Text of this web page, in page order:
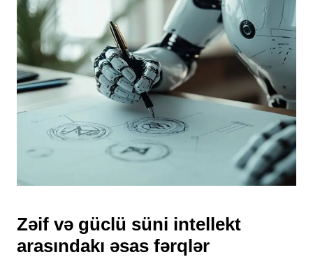
Zəif və güclü süni intellekt
arasındakı əsas fərqlər